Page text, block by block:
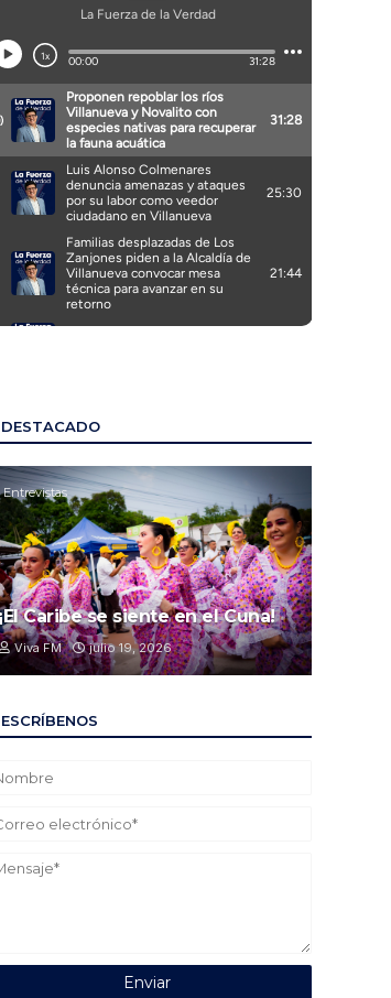
DESTACADO
Entrevistas
Caribe se siente en el Cuna!
Viva FM julio 19, 2026
ESCRÍBENOS